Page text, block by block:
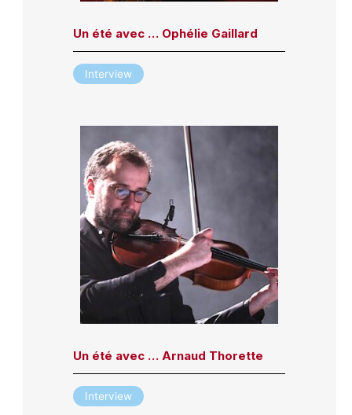
Un été avec … Ophélie Gaillard
Interview
Un été avec … Arnaud Thorette
Interview